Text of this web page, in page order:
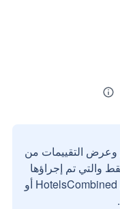
وعرض التقييمات من
والتي تم إجراؤها
بواسطة مستخدمين حقيقيين مع HotelsCombined أو